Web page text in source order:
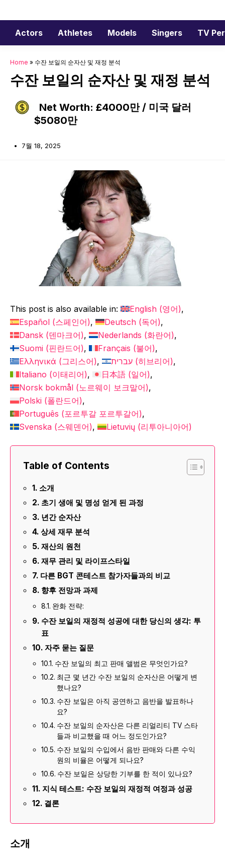
to
contentActors Athletes Models Singers TV
Home » 수잔 보일의 순자산 및 재정 분석
수잔 보일의 순자산 및 재정 분석
Net Worth: £4000만 / 미국 달러
$5080만
7월 18, 2025
This post is also available in: English (영어)
Español (스페인어) Deutsch (독어)
Dansk (덴마크어) Nederlands (화란어)
Suomi (핀란드어) Français (불어)
Ελληνικά (그리스어) עברית (히브리어)
Italiano (이태리어) 日本語 (일어)
Norsk bokmål (노르웨이 보크말어)
Polski (폴란드어)
Português (포르투갈 포르투갈어)
Svenska (스웨덴어) Lietuvių (리투아니아어)
Table of Contents
소개
초기 생애 및 명성 얻게 된 과정
년간 순자산
상세 재무 분석
재산의 원천
재무 관리 및 라이프스타일
다른 BGT 콘테스트 참가자들과의 비교
향후 전망과 과제
완화 전략:
수잔 보일의 재정적 성공에 대한 당신의 생각: 투
표
자주 묻는 질문
수잔 보일의 최고 판매 앨범은 무엇인가요?
최근 몇 년간 수잔 보일의 순자산은 어떻게 변
했나요?
수잔 보일은 아직 공연하고 음반을 발표하나
요?
수잔 보일의 순자산은 다른 리얼리티 TV 스타
들과 비교했을 때 어느 정도인가요?
수잔 보일의 수입에서 음반 판매와 다른 수익
원의 비율은 어떻게 되나요?
수잔 보일은 상당한 기부를 한 적이 있나요?
지식 테스트: 수잔 보일의 재정적 여정과 성공
결론
소개